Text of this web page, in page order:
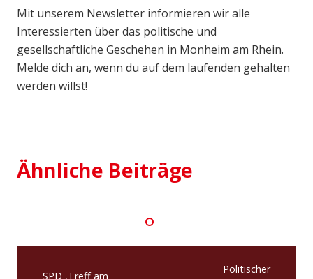
Mit unserem Newsletter informieren wir alle
Interessierten über das politische und
gesellschaftliche Geschehen in Monheim am Rhein.
Melde dich an, wenn du auf dem laufenden gehalten
werden willst!
Ähnliche Beiträge
aufarbeiten“
SPD ‚Treff am
Politischer